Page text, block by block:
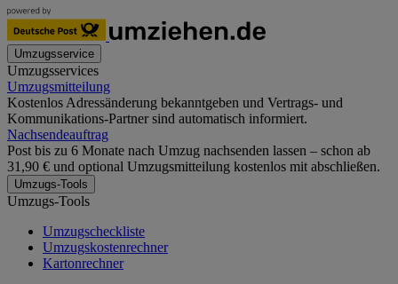
Umzugsservice
Umzugsservices
Umzugsmitteilung
Kostenlos Adressänderung bekanntgeben und Vertrags- und
Kommunikations-Partner sind automatisch informiert.
Nachsendeauftrag
Post bis zu 6 Monate nach Umzug nachsenden lassen – schon ab
31,90 € und optional Umzugsmitteilung kostenlos mit abschließen.
Umzugs-Tools
Umzugs-Tools
Umzugscheckliste
Umzugskostenrechner
Kartonrechner